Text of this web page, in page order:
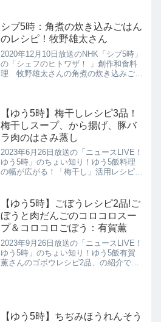
シブ5時：角煮の炊き込みごはん
のレシピ！牧野雄太さん
2020年12月10日放送のNHK「シブ5時」
の「シェフのヒトワザ！ 」創作和食料
理 牧野雄太さんの角煮の炊き込みごは
【ゆう5時】梅干しレシピ3品！
梅干しスープ、から揚げ、豚バ
ラ肉のはさみ蒸し
2023年6月26日放送の「ニュースLIVE！
ゆう5時」のちょい知り！ゆう5飯料理
の幅が広がる！「梅干し」活用レシピこ
【ゆう5時】ごぼうレシピ2品!ご
ぼうと肉だんごのコロコロスー
プ＆コロコロごぼう：有賀薫
2023年9月26日放送の「ニュースLIVE！
ゆう5時」のちょい知り！ゆう5飯有賀
薫さんのゴボウレシピ2品、の紹介で
【ゆう5時】ちぢみほうれんそう